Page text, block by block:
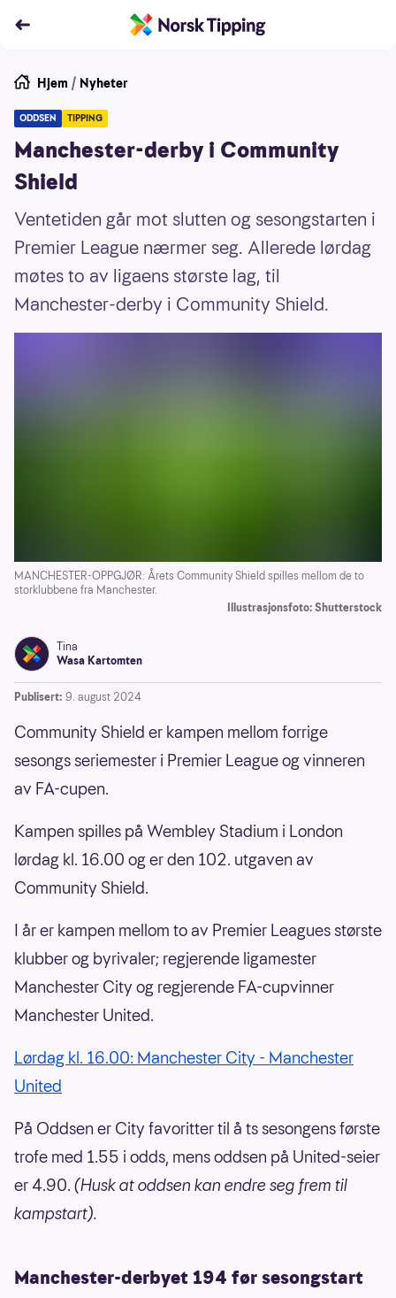
Hjem / Nyheter
ODDSEN TIPPING
Manchester-derby i Community
Shield
Ventetiden går mot slutten og sesongstarten i
Premier League nærmer seg. Allerede lørdag
møtes to av ligaens største lag, til
Manchester-derby i Community Shield.
MANCHESTER-OPPGJØR: Årets Community Shield spilles mellom de to
storklubbene fra Manchester.
Illustrasjonsfoto: Shutterstock
Tina
Wasa Kartomten
Publisert: 9. august 2024
Community Shield er kampen mellom forrige
sesongs seriemester i Premier League og vinneren
av FA-cupen.
Kampen spilles på Wembley Stadium i London
lørdag kl. 16.00 og er den 102. utgaven av
Community Shield.
I år er kampen mellom to av Premier Leagues største
klubber og byrivaler; regjerende ligamester
Manchester City og regjerende FA-cupvinner
Manchester United.
Lørdag kl. 16.00: Manchester City - Manchester
United
På Oddsen er City favoritter til å ts sesongens første
trofe med 1.55 i odds, mens oddsen på United-seier
er 4.90. (Husk at oddsen kan endre seg frem til
kampstart).
Manchester-derbyet 194 før sesongstart